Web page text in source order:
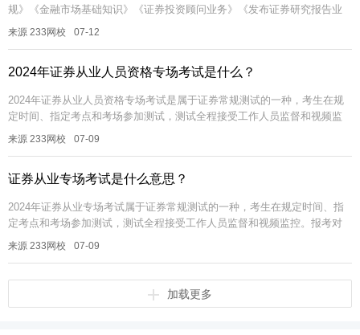
规》《金融市场基础知识》《证券投资顾问业务》《发布证券研究报告业
务（分析师）》四个科目。每个科目的免考条件各不相同。【超全资料
来源 233网校 07-12
2024年证券从业人员资格专场考试是什么？
2024年证券从业人员资格专场考试是属于证券常规测试的一种，考生在规
定时间、指定考点和考场参加测试，测试全程接受工作人员监督和视频监
控。报考对象主要是满足基本报名条件的证券行业机构人员以及符合国家
来源 233网校 07-09
证券从业专场考试是什么意思？
2024年证券从业专场考试属于证券常规测试的一种，考生在规定时间、指
定考点和考场参加测试，测试全程接受工作人员监督和视频监控。报考对
象主要是满足基本报名条件的证券行业机构人员以及符合国家相关政策的
来源 233网校 07-09
加载更多